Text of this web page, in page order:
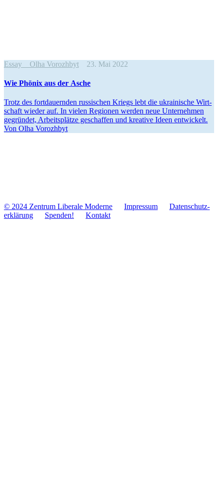
Essay Olha Vorozhbyt 23. Mai 2022
Wie Phönix aus der Asche
Trotz des fort­dau­ern­den rus­si­schen Kriegs lebt die ukrai­ni­sche Wirt­
schaft wieder auf. In vielen Regio­nen werden neue Unter­neh­men
gegrün­det, Arbeits­plätze geschaf­fen und krea­tive Ideen ent­wi­ckelt.
Von Olha Vorozhbyt
© 2024 Zentrum Libe­rale Moderne Impres­sum
Daten­schutz­
er­klä­rung
Spenden! Kontakt